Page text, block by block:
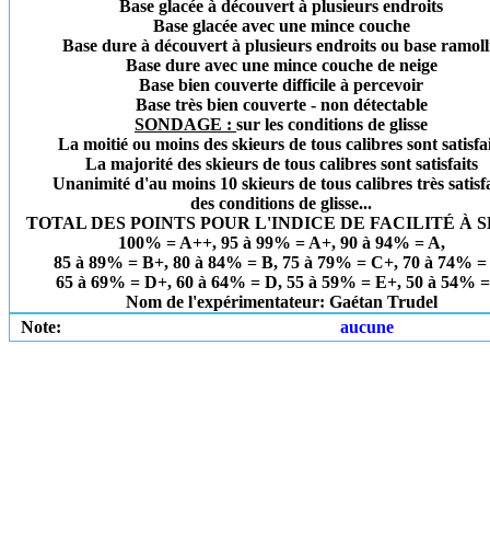
Base glacée à découvert à plusieurs endroits
Base glacée avec une mince couche
Base dure à découvert à plusieurs endroits ou base
Base dure avec une mince couche de neige
Base bien couverte difficile à percevoir
Base très bien couverte - non détectable
SONDAGE : sur les conditions de glisse
La moitié ou moins des skieurs de tous calibres sont
La majorité des skieurs de tous calibres sont satisfaits
Unanimité d'au moins 10 skieurs de tous calibres très
des conditions de glisse...
TOTAL DES POINTS POUR L'INDICE DE FACILITÉ À
100% = A++, 95 à 99% = A+, 90 à 94% = A,
85 à 89% = B+, 80 à 84% = B, 75 à 79% = C+, 70 à 74%
65 à 69% = D+, 60 à 64% = D, 55 à 59% = E+, 50 à 54%
Nom de l'expérimentateur: Gaétan Trudel
Note:
aucune